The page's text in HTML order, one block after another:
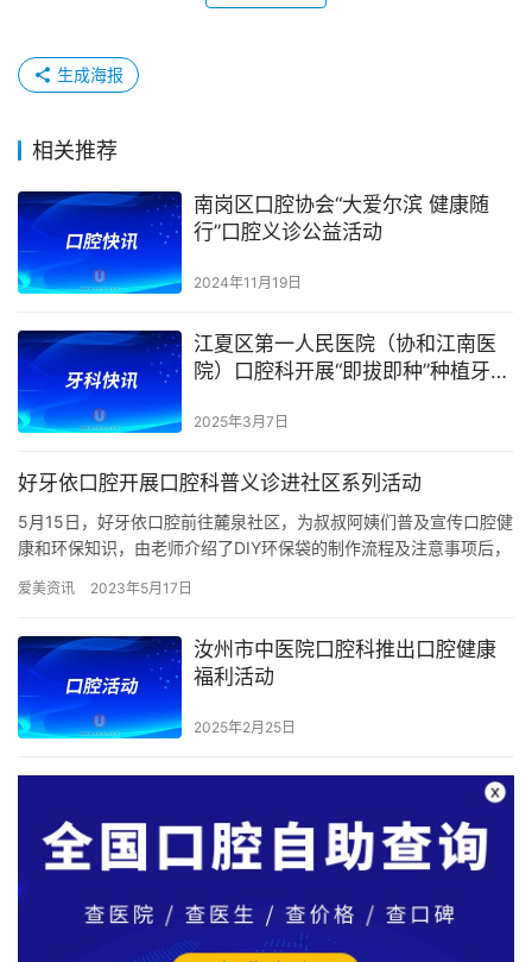
生成海报
相关推荐
南岗区口腔协会“大爱尔滨 健康随
行”口腔义诊公益活动
2024年11月19日
江夏区第一人民医院（协和江南医
院）口腔科开展“即拔即种”种植牙手
2025年3月7日
好牙依口腔开展口腔科普义诊进社区系列活动
5月15日，好牙依口腔前往麓泉社区，为叔叔阿姨们普及宣传口腔健
康和环保知识，由老师介绍了DIY环保袋的制作流程及注意事项后，
爱美资讯 2023年5月17日
汝州市中医院口腔科推出口腔健康
福利活动
2025年2月25日